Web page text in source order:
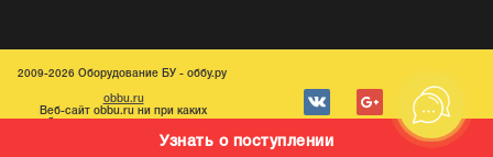
Узнать о поступлении
2009-2026 Оборудование БУ - оббу.ру
obbu.ru
Веб-caйт obbu.ru ни при каких
обстоятельствах не является
публичной офертой.